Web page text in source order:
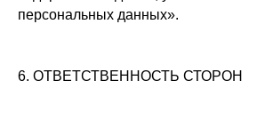
персональных данных».
6. ОТВЕТСТВЕННОСТЬ СТОРОН